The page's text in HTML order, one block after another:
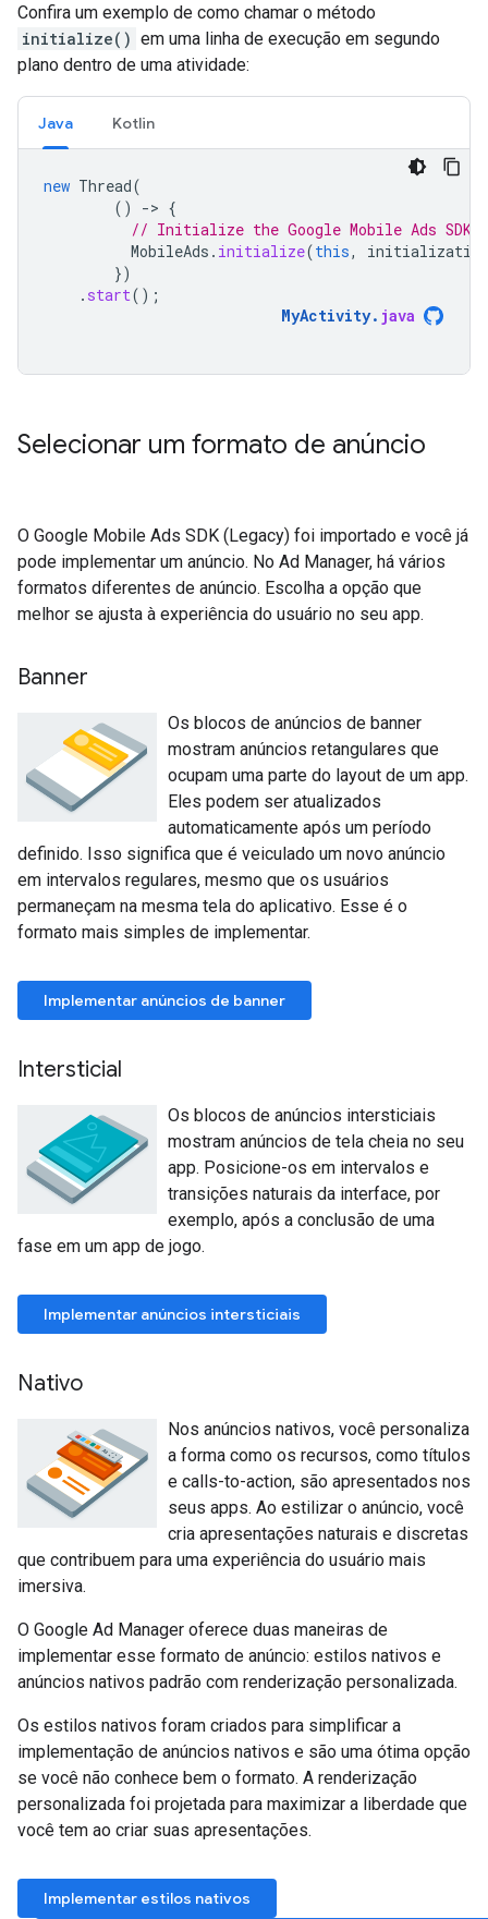
Confira um exemplo de como chamar o método
initialize() em uma linha de execução em segundo
plano dentro de uma atividade:
Java Kotlin
new Thread(
()
-> {
// Initialize the Google Mobile Ads SDK
MobileAds . initialize(this,
})
. start();
MyActivity. java
Selecionar um formato de anúncio
O Google Mobile Ads SDK (Legacy) foi importado e você já
pode implementar um anúncio. No Ad Manager, há vários
formatos diferentes de anúncio. Escolha a opção que
melhor se ajusta à experiência do usuário no seu app.
Banner
Os blocos de anúncios de banner
mostram anúncios retangulares que
ocupam uma parte do layout de um app.
Eles podem ser atualizados
automaticamente após um período
definido. Isso significa que é veiculado um novo anúncio
em intervalos regulares, mesmo que os usuários
permaneçam na mesma tela do aplicativo. Esse é o
formato mais simples de implementar.
Implementar anúncios de banner
Intersticial
Os blocos de anúncios intersticiais
mostram anúncios de tela cheia no seu
app. Posicione-os em intervalos e
transições naturais da interface, por
exemplo, após a conclusão de uma
fase em um app de jogo.
Implementar anúncios intersticiais
Nativo
Nos anúncios nativos, você personaliza
a forma como os recursos, como títulos
e calls-to-action, são apresentados nos
seus apps. Ao estilizar o anúncio, você
cria apresentações naturais e discretas
que contribuem para uma experiência do usuário mais
imersiva.
O Google Ad Manager oferece duas maneiras de
implementar esse formato de anúncio: estilos nativos e
anúncios nativos padrão com renderização personalizada.
Os estilos nativos foram criados para simplificar a
implementação de anúncios nativos e são uma ótima opção
se você não conhece bem o formato. A renderização
personalizada foi projetada para maximizar a liberdade que
você tem ao criar suas apresentações.
Implementar estilos nativos